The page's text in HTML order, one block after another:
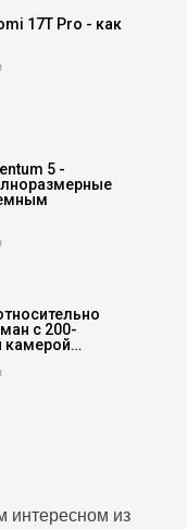
17T Pro - как
5 -
с 200-
камерой…
интересном из